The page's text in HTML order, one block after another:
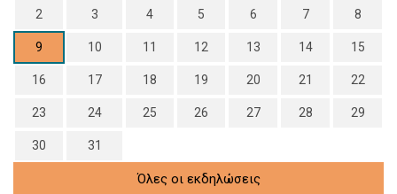
2 3 4 5 6 7 8
9 10 11 12 13 14 15
16 17 18 19 20 21 22
23 24 25 26 27 28 29
30 31
Όλες οι εκδηλώσεις